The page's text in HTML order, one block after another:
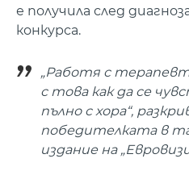
е получила след
конкурса.
„Работя с
с това как да се
пълно с хора“,
победителката в
издание на